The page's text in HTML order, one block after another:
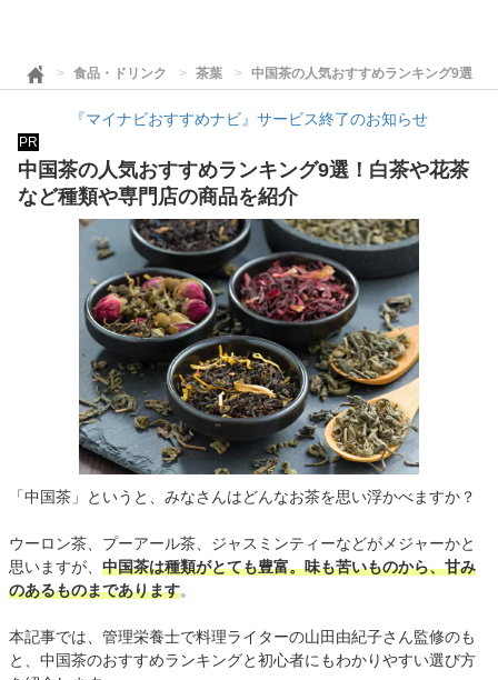
食品・ドリンク 茶葉 中国茶の人気おすすめランキング9選！
『マイナビおすすめナビ』サービス終了のお知らせ
PR
中国茶の人気おすすめランキング9選！白茶や花茶
など種類や専門店の商品を紹介
「中国茶」というと、みなさんはどんなお茶を思い浮かべますか？
ウーロン茶、プーアール茶、ジャスミンティーなどがメジャーかと
思いますが、 中国茶は種類がとても豊富。味も苦いものから、甘み
のあるものまであります。
本記事では、管理栄養士で料理ライターの山田由紀子さん監修のも
と、中国茶のおすすめランキングと初心者にもわかりやすい選び方